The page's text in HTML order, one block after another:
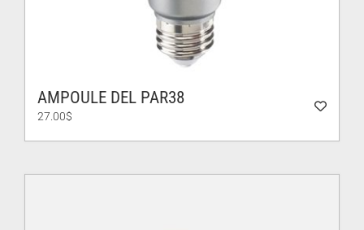
AMPOULE DEL PAR38
27.00$